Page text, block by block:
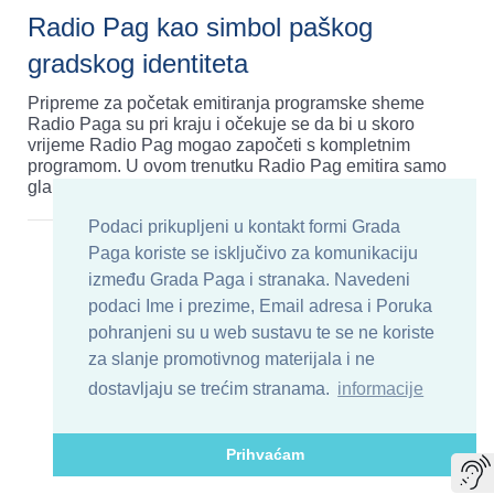
Podaci prikupljeni u kontakt formi Grada
Paga koriste se isključivo za komunikaciju
između Grada Paga i stranaka. Navedeni
podaci Ime i prezime, Email adresa i Poruka
pohranjeni su u web sustavu te se ne koriste
za slanje promotivnog materijala i ne
dostavljaju se trećim stranama. informacije
Prihvaćam
Radio Pag kao simbol paškog
gradskog identiteta
Pripreme za početak emitiranja programske sheme
Radio Paga su pri kraju i očekuje se da bi u skoro
vrijeme Radio Pag mogao započeti s kompletnim
programom. U ovom trenutku Radio Pag emitira samo
gla